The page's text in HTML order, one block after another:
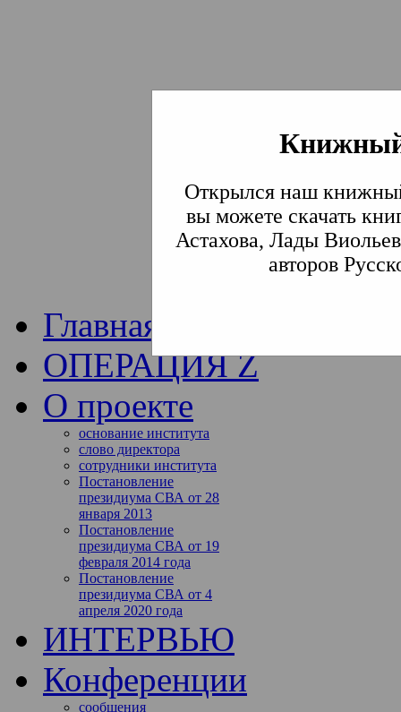
Открылся наш
вы можете скачать
Астахова, Лады
авторов
Институт
Традиции СВА
Главная
ОПЕРАЦИЯ Z
О проекте
основание института
слово директора
сотрудники института
Постановление
президиума СВА от 28
января 2013
Постановление
президиума СВА от 19
февраля 2014 года
Постановление
президиума СВА от 4
апреля 2020 года
ИНТЕРВЬЮ
Конференции
сообщения